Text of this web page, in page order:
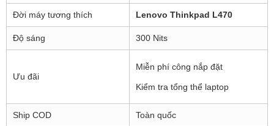
Đời máy tương thích Lenovo Thinkpad L470
Độ sáng 300 Nits
Ưu đãi
Miễn phí công nắp đặt
Kiểm tra tổng thể laptop
Ship COD Toàn quốc